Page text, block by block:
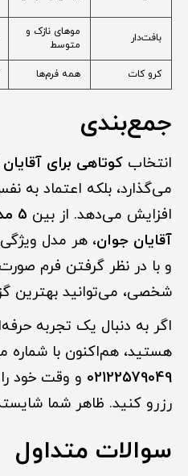
بافت‌دار
موهای نازک و
متوسط
کرو کات همه فرم‌ها
جمع‌بندی
انتخاب کوتاهی برای آقایان
می‌گذارد، بلکه اعتماد به
افزایش می‌دهد. از بین
5
آقایان جوان، هر مدل
و با در نظر گرفتن فرم
شخصی، می‌توانید بهترین
اگر به دنبال یک تجربه
هستید، هم‌اکنون با شماره
02122579049 و وقت خود
رزرو کنید. ظاهر شما
سوالات متداول